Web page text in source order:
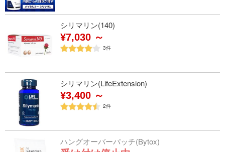
シリマリン(140)
¥7,030 ～
3件
シリマリン(LifeExtension)
¥3,400 ～
2件
ハングオーバーパッチ(Bytox)